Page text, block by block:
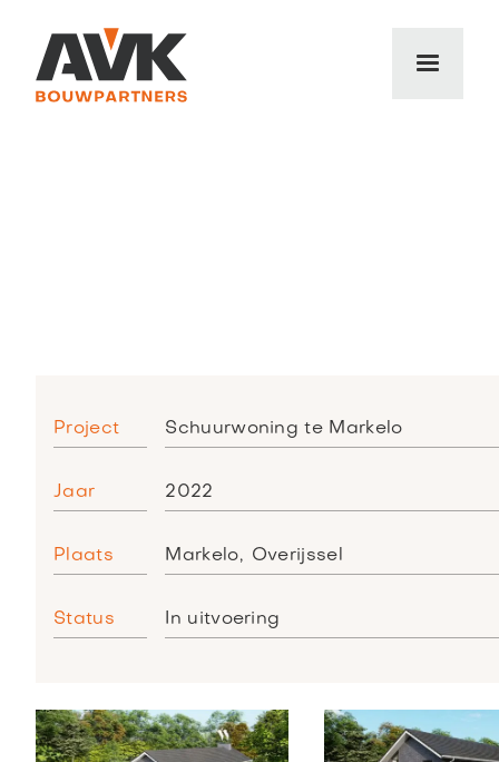
Project Schuurwoning te Markelo
Jaar 2022
Plaats Markelo, Overijssel
Status In uitvoering